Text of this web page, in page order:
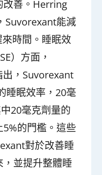
改善。Herring
Suvorexant能減
時間。睡眠效
）方面，
，Suvorexant
睡眠效率，20毫
20毫克劑量的
的門檻。這些
對於改善睡
並提升整體睡